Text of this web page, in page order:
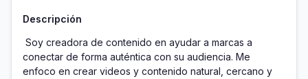
Descripción
conectar de forma auténtica con su audiencia. Me
enfoco en crear videos y contenido natural, cercano y